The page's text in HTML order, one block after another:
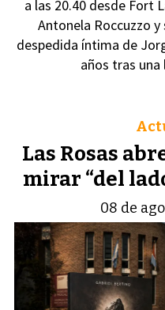
a las 20.40 desde Fort
Antonela Roccuzzo
despedida íntima de
años tras
Las Rosas
mirar “del
08 de